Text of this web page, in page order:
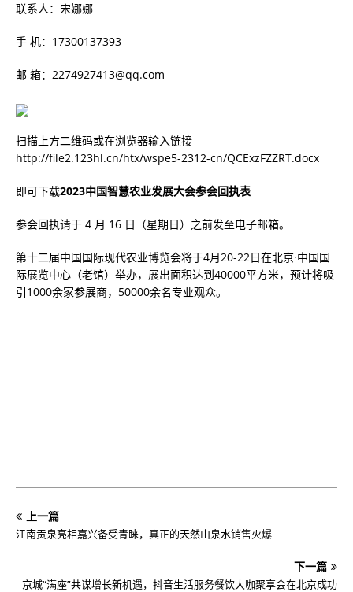
联系人：宋娜娜
手 机：17300137393
邮 箱：2274927413@qq.com
扫描上方二维码或在浏览器输入链接
http://file2.123hl.cn/htx/wspe5-2312-cn/QCExzFZZRT.docx
即可下载2023中国智慧农业发展大会参会回执表
参会回执请于 4 月 16 日（星期日）之前发至电子邮箱。
第十二届中国国际现代农业博览会将于4月20-22日在北京·中国国
际展览中心（老馆）举办，展出面积达到40000平方米，预计将吸
引1000余家参展商，50000余名专业观众。
上一篇
江南贡泉亮相嘉兴备受青睐，真正的天然山泉水销售火爆
下一篇
京城“满座”共谋增长新机遇，抖音生活服务餐饮大咖聚享会在北京成功